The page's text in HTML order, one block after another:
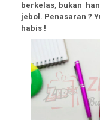
berkelas, bukan
jebol. Penasaran ?
habis !